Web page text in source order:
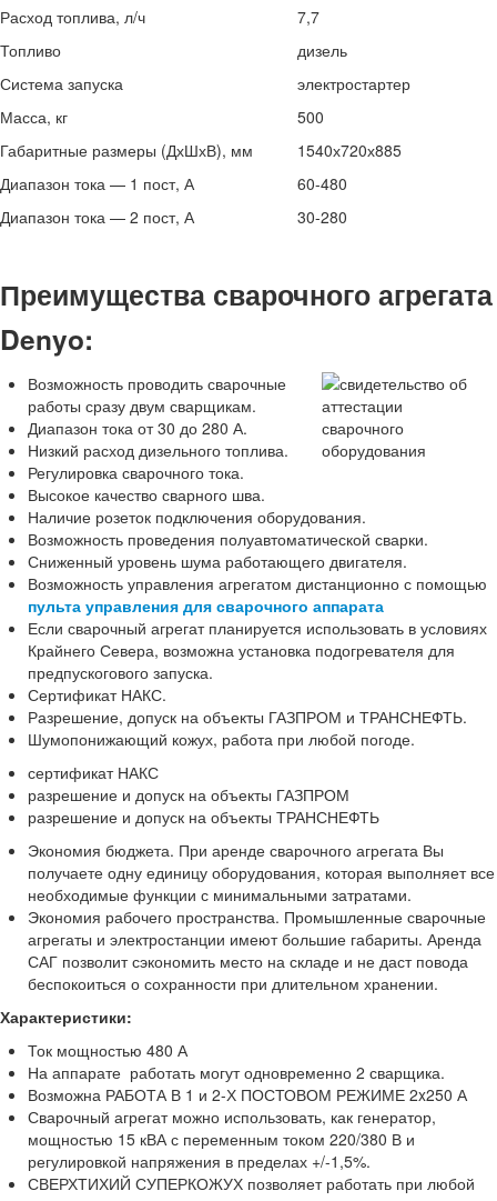
Расход топлива, л/ч
7,7
Топливо
дизель
Система запуска
электростартер
Масса, кг
500
Габаритные размеры (ДхШхВ), мм
1540х720х885
Диапазон тока — 1 пост, А
60-480
Диапазон тока — 2 пост, А
30-280
Преимущества сварочного агрегата
Denyo:
Возможность проводить сварочные
работы сразу двум сварщикам.
Диапазон тока от 30 до 280 А.
Низкий расход дизельного топлива.
Регулировка сварочного тока.
Высокое качество сварного шва.
Наличие розеток подключения оборудования.
Возможность проведения полуавтоматической сварки.
Сниженный уровень шума работающего двигателя.
Возможность управления агрегатом дистанционно с помощью
пульта управления для сварочного аппарата
Если сварочный агрегат планируется использовать в условиях
Крайнего Севера, возможна установка подогревателя для
предпускогового запуска.
Сертификат НАКС.
Разрешение, допуск на объекты ГАЗПРОМ и ТРАНСНЕФТЬ.
Шумопонижающий кожух, работа при любой погоде.
сертификат НАКС
разрешение и допуск на объекты ГАЗПРОМ
разрешение и допуск на объекты ТРАНСНЕФТЬ
Экономия бюджета. При аренде сварочного агрегата Вы
получаете одну единицу оборудования, которая выполняет все
необходимые функции с минимальными затратами.
Экономия рабочего пространства. Промышленные сварочные
агрегаты и электростанции имеют большие габариты. Аренда
САГ позволит сэкономить место на складе и не даст повода
беспокоиться о сохранности при длительном хранении.
Характеристики:
Ток мощностью 480 А
На аппарате работать могут одновременно 2 сварщика.
Возможна РАБОТА В 1 и 2-Х ПОСТОВОМ РЕЖИМЕ 2x250 А
Сварочный агрегат можно использовать, как генератор,
мощностью 15 кВА с переменным током 220/380 В и
регулировкой напряжения в пределах +/-1,5%.
СВЕРХТИХИЙ СУПЕРКОЖУХ позволяет работать при любой